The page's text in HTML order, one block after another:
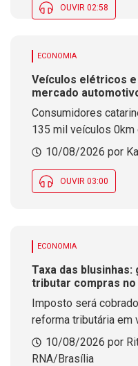
OUVIR 02:58
ECONOMIA
Veículos elétricos
mercado
de 8,4% nas vendas
Consumidores
135 mil veículos 0km
conforme dados da
Catarina
10/08/2026 por
OUVIR 03:00
ECONOMIA
Taxa das
tributar compras
Imposto será
reforma tributária em
10/08/2026 por
RNA/Brasília